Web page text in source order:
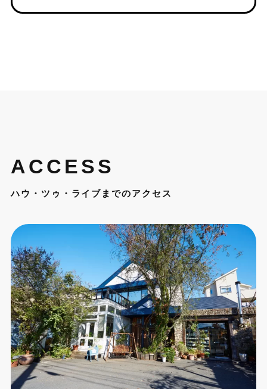
ACCESS
ハウ・ツゥ・ライブまでのアクセス